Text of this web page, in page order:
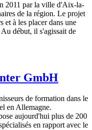
2011 par la ville d'Aix-la-
de la région. Le projet
et à les placer dans une
début, il s'agissait de
GmbH
de formation dans le
en Allemagne.
aujourd'hui plus de 200
en rapport avec le